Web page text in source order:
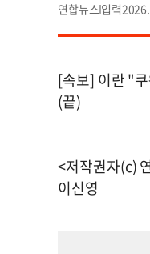
연합뉴스
[속보] 이란 "
(끝)
<저작권자(c)
이신영